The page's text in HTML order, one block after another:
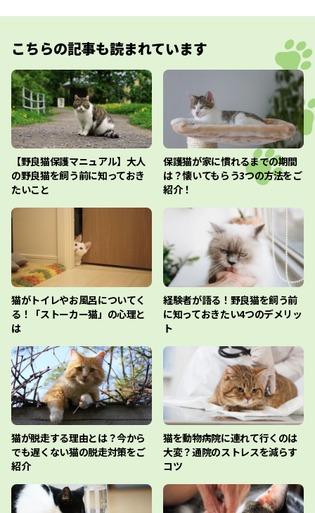
こちらの記事も読まれています
【野良猫保護マニュアル】大人
の野良猫を飼う前に知っておき
たいこと
保護猫が家に慣れるまでの期間
は？懐いてもらう3つの方法をご
紹介！
猫がトイレやお風呂についてく
る！「ストーカー猫」の心理と
は
経験者が語る！野良猫を飼う前
に知っておきたい4つのデメリッ
ト
猫が脱走する理由とは？今から
でも遅くない猫の脱走対策をご
紹介
猫を動物病院に連れて行くのは
大変？通院のストレスを減らす
コツ